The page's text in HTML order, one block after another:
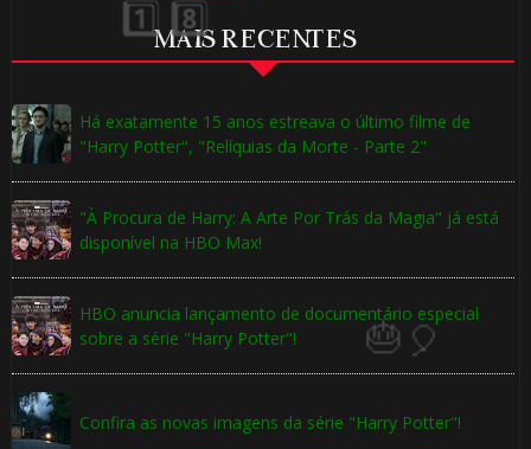
MAIS RECENTES
Há exatamente 15 anos estreava o último filme de
"Harry Potter", "Relíquias da Morte - Parte 2"
"À Procura de Harry: A Arte Por Trás da Magia" já está
disponível na HBO Max!
HBO anuncia lançamento de documentário especial
sobre a série "Harry Potter"!
Confira as novas imagens da série "Harry Potter"!